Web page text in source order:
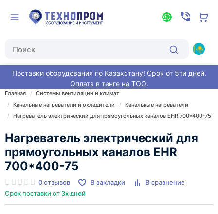
Поставки оборудования по Казахстану! Срок от 5ти дней.
Оплата в тенге на ТОО.
Главная
Системы вентиляции и климат
Канальные нагреватели и охладители
Канальные нагреватели
Нагреватель электрический для прямоугольных каналов EHR 700*400-75
Нагреватель электрический для
прямоугольных каналов EHR
700*400-75
0 отзывов В закладки
В сравнение
Срок поставки от 3х дней